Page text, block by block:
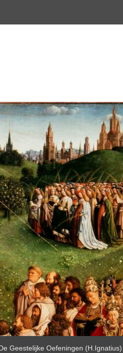
Geestelijke Oefeningen (H.Ignatius)